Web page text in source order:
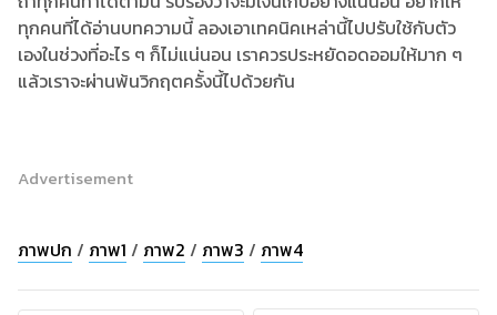
ทุกคนที่ได้อ่านบทความนี้ ลองเอาเทคนิคเหล่านี้ไปปรับใช้กับตัว
เองในช่วงที่อะไร ๆ ก็ไม่แน่นอน เราควรประหยัดอดออมให้มาก ๆ
แล้วเราจะผ่านพ้นวิกฤตครั้งนี้ไปด้วยกัน
Advertisement
ภาพปก / ภาพ1 / ภาพ2 / ภาพ3 / ภาพ4